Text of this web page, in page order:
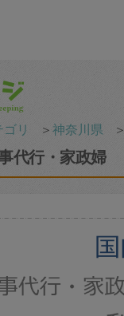
リ ＞神奈川県 ＞
代行・家政婦